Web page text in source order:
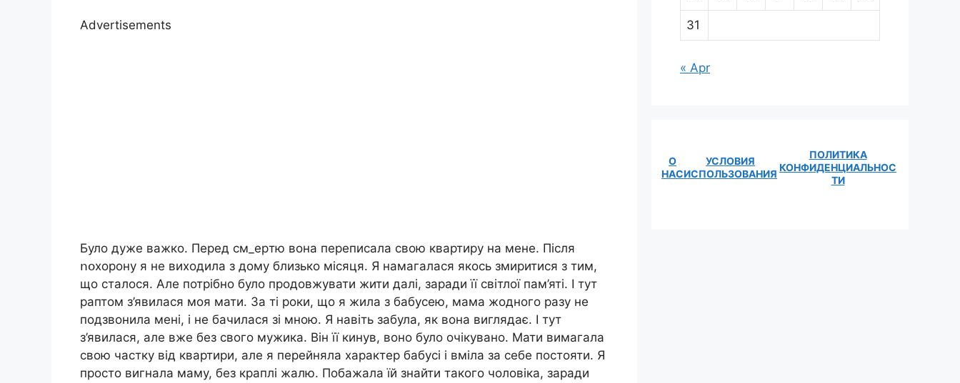
Advertisements
Було дуже важко. Перед cм_epтю вона переписала свою квартиру на мене. Після
ոօхорону я не виходила з дому близько місяця. Я намагалася якось змиритися з тим,
що сталося. Але потрібно було продовжувати жити далі, заради її світлої пам’яті. І тут
раптом з’явилася моя мати. За ті роки, що я жила з бабусею, мама жодного разу не
подзвонила мені, і не бачилася зі мною. Я навіть забула, як вона виглядає. І тут
з’явилася, але вже без свого мужика. Він її кинув, воно було очікувано. Мати вимагала
свою частку від квартири, але я перейняла характер бабусі і вміла за себе постояти. Я
просто вигнала маму, без краплі жалю. Побажала їй знайти такого чоловіка, заради
31
« Apr
О
НАС
УСЛОВИЯ
ИСПОЛЬЗОВАНИЯ
ПОЛИТИКА
КОНФИДЕНЦИАЛЬНОС
ТИ